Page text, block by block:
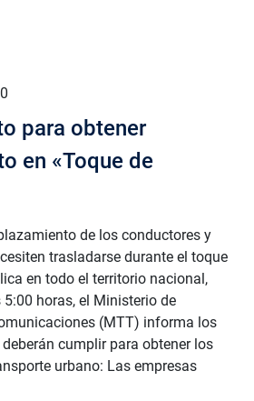
para obtener
en «Toque de
de los conductores y
trasladarse durante el toque
en todo el territorio nacional,
horas, el Ministerio de
(MTT) informa los
cumplir para obtener los
urbano: Las empresas